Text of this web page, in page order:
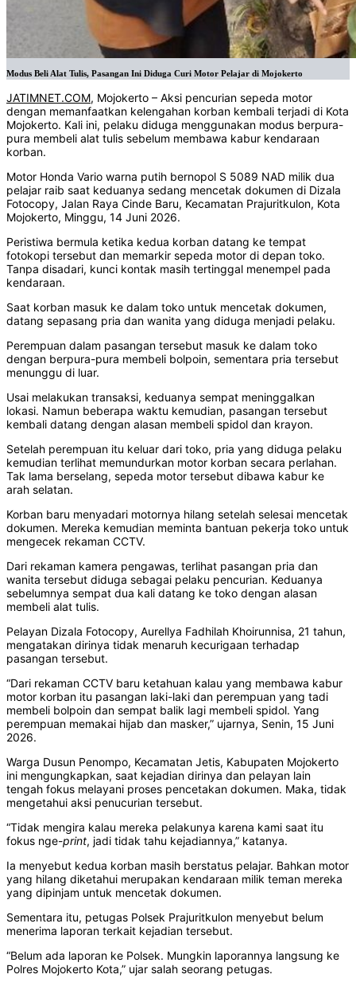
Modus Beli Alat Tulis, Pasangan Ini Diduga Curi Motor Pelajar di Mojokerto
JATIMNET.COM, Mojokerto – Aksi pencurian sepeda motor
dengan memanfaatkan kelengahan korban kembali terjadi di Kota
Mojokerto. Kali ini, pelaku diduga menggunakan modus berpura-
pura membeli alat tulis sebelum membawa kabur kendaraan
korban.
Motor Honda Vario warna putih bernopol S 5089 NAD milik dua
pelajar raib saat keduanya sedang mencetak dokumen di Dizala
Fotocopy, Jalan Raya Cinde Baru, Kecamatan Prajuritkulon, Kota
Mojokerto, Minggu, 14 Juni 2026.
Peristiwa bermula ketika kedua korban datang ke tempat
fotokopi tersebut dan memarkir sepeda motor di depan toko.
Tanpa disadari, kunci kontak masih tertinggal menempel pada
kendaraan.
Saat korban masuk ke dalam toko untuk mencetak dokumen,
datang sepasang pria dan wanita yang diduga menjadi pelaku.
Perempuan dalam pasangan tersebut masuk ke dalam toko
dengan berpura-pura membeli bolpoin, sementara pria tersebut
menunggu di luar.
Usai melakukan transaksi, keduanya sempat meninggalkan
lokasi. Namun beberapa waktu kemudian, pasangan tersebut
kembali datang dengan alasan membeli spidol dan krayon.
Setelah perempuan itu keluar dari toko, pria yang diduga pelaku
kemudian terlihat memundurkan motor korban secara perlahan.
Tak lama berselang, sepeda motor tersebut dibawa kabur ke
arah selatan.
Korban baru menyadari motornya hilang setelah selesai mencetak
dokumen. Mereka kemudian meminta bantuan pekerja toko untuk
mengecek rekaman CCTV.
Dari rekaman kamera pengawas, terlihat pasangan pria dan
wanita tersebut diduga sebagai pelaku pencurian. Keduanya
sebelumnya sempat dua kali datang ke toko dengan alasan
membeli alat tulis.
Pelayan Dizala Fotocopy, Aurellya Fadhilah Khoirunnisa, 21 tahun,
mengatakan dirinya tidak menaruh kecurigaan terhadap
pasangan tersebut.
“Dari rekaman CCTV baru ketahuan kalau yang membawa kabur
motor korban itu pasangan laki-laki dan perempuan yang tadi
membeli bolpoin dan sempat balik lagi membeli spidol. Yang
perempuan memakai hijab dan masker,” ujarnya, Senin, 15 Juni
2026.
Warga Dusun Penompo, Kecamatan Jetis, Kabupaten Mojokerto
ini mengungkapkan, saat kejadian dirinya dan pelayan lain
tengah fokus melayani proses pencetakan dokumen. Maka, tidak
mengetahui aksi penucurian tersebut.
“Tidak mengira kalau mereka pelakunya karena kami saat itu
fokus nge-print, jadi tidak tahu kejadiannya,” katanya.
Ia menyebut kedua korban masih berstatus pelajar. Bahkan motor
yang hilang diketahui merupakan kendaraan milik teman mereka
yang dipinjam untuk mencetak dokumen.
Sementara itu, petugas Polsek Prajuritkulon menyebut belum
menerima laporan terkait kejadian tersebut.
“Belum ada laporan ke Polsek. Mungkin laporannya langsung ke
Polres Mojokerto Kota,” ujar salah seorang petugas.